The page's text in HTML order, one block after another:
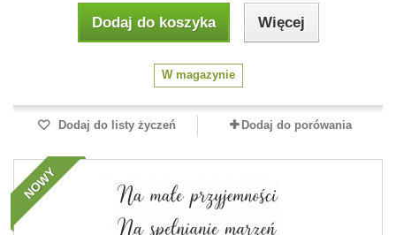
Dodaj do koszyka Więcej
W magazynie
Dodaj do listy życzeń Dodaj do porówania
NOWY